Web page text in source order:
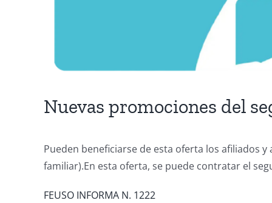
Nuevas promociones del
Pueden beneficiarse de esta oferta los afiliados
familiar).En esta oferta, se puede contratar el
FEUSO INFORMA N. 1222